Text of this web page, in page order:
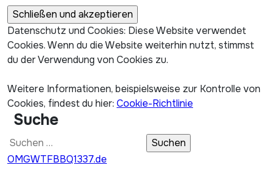
Datenschutz und Cookies: Diese Website verwendet
Cookies. Wenn du die Website weiterhin nutzt, stimmst
du der Verwendung von Cookies zu.
Weitere Informationen, beispielsweise zur Kontrolle von
Cookies, findest du hier: Cookie-Richtlinie
Suche
Suchen
nach:
OMGWTFBBQ1337.de